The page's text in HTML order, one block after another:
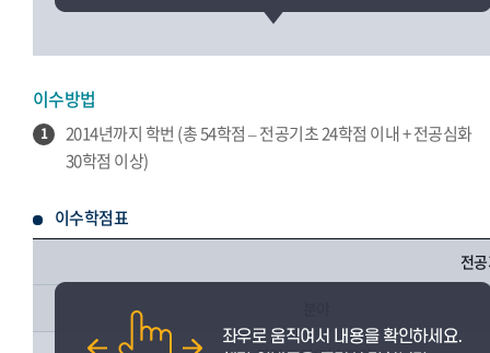
이수방법
1
2014년까지 학번 (총 54학점 – 전공기초 24학점 이내 + 전공심화
30학점 이상)
이수학점표
전